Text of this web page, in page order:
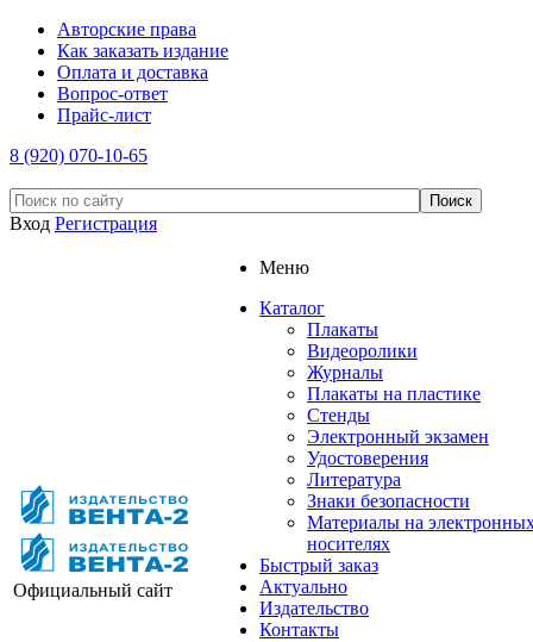
Авторские права
Как заказать издание
Оплата и доставка
Вопрос-ответ
Прайс-лист
8 (920) 070-10-65
Вход Регистрация
Официальный сайт
Меню
Каталог
Плакаты
Видеоролики
Журналы
Плакаты на пластике
Стенды
Электронный экзамен
Удостоверения
Литература
Знаки безопасности
Материалы на
носителях
Быстрый заказ
Актуально
Издательство
Контакты